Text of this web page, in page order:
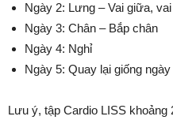
Ngày 2: Lưng – Vai giữa,
Ngày 3: Chân – Bắp chân
Ngày 4: Nghỉ
Ngày 5: Quay lại giống ngày
Lưu ý, tập Cardio LISS khoảng